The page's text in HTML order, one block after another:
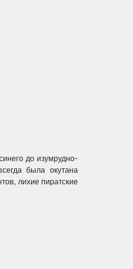
до изумрудно-
была окутана
лихие пиратские